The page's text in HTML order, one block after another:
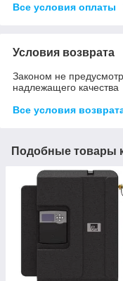
Все условия оплаты
Условия возврата
Законом не
надлежащего качества
Все условия
Подобные товары